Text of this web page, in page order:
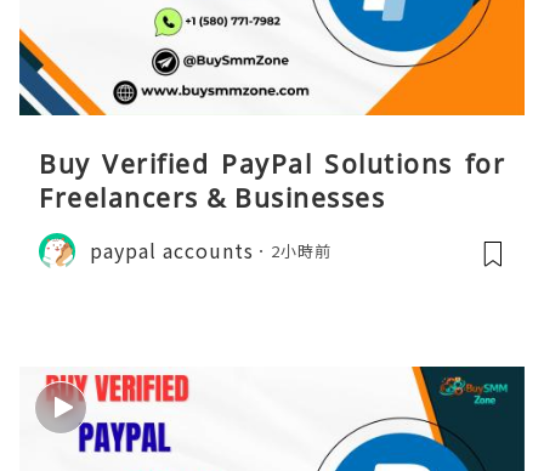
Buy Verified PayPal Solutions for
Freelancers & Businesses
paypal accounts 2小時前